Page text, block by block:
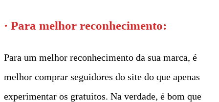
· Para melhor reconhecimento:
Para um melhor reconhecimento da sua marca, é
melhor comprar seguidores do site do que apenas
experimentar os gratuitos. Na verdade, é bom que